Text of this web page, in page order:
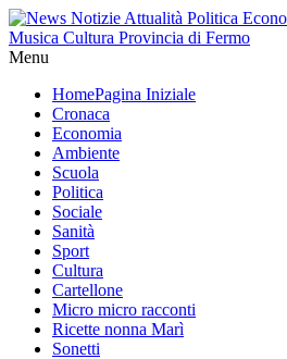
Menu
HomePagina Iniziale
Cronaca
Economia
Ambiente
Scuola
Politica
Sociale
Sanità
Sport
Cultura
Cartellone
Micro micro racconti
Ricette nonna Marì
Sonetti